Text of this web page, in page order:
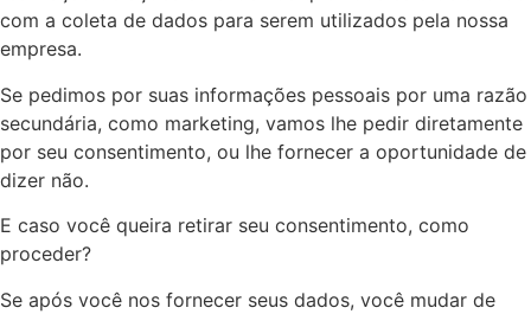
com a coleta de dados para serem utilizados pela nossa
empresa.
Se pedimos por suas informações pessoais por uma razão
secundária, como marketing, vamos lhe pedir diretamente
por seu consentimento, ou lhe fornecer a oportunidade de
dizer não.
E caso você queira retirar seu consentimento, como
proceder?
Se após você nos fornecer seus dados, você mudar de